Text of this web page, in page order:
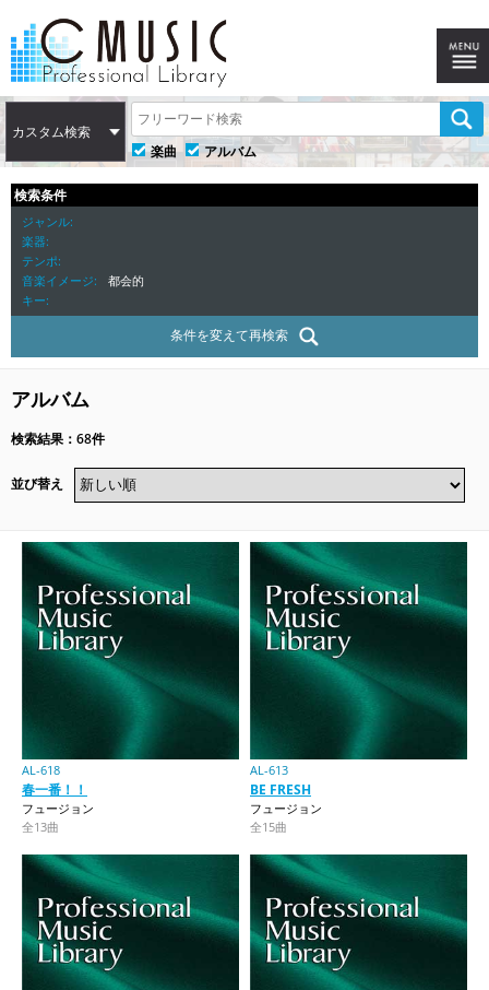
カスタム検索
楽曲
アルバム
検索条件
ジャンル
楽器
テンポ
音楽イメージ
都会的
キー
条件を変えて再検索
アルバム
検索結果：68件
並び替え
AL-618
春一番！！
フュージョン
全13曲
AL-613
BE FRESH
フュージョン
全15曲